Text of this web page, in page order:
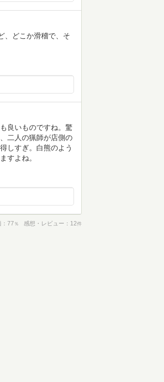
、どこか滑稽で、そ
良いものですね。驚
二人の猟師が店側の
しすぎ。白熊のよう
すよね。
77 ％ 感想・レビュー 12件